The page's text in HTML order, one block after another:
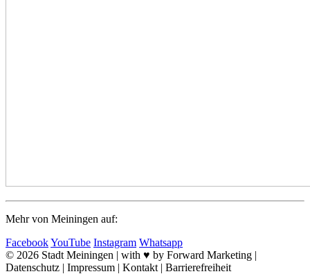
Mehr von Meiningen auf:
FacebookYouTube Instagram Whatsapp
© 2026 Stadt Meiningen | with ♥ by Forward Marketing |
Datenschutz | Impressum | Kontakt | Barrierefreiheit